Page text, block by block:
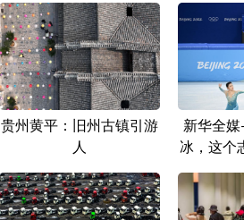
贵州黄平：旧州古镇引游
人
新华全
冰，这个